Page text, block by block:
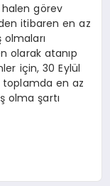
görev
itibaren en az
olmaları
olarak atanıp
için, 30 Eylül
toplamda en az
olma şartı